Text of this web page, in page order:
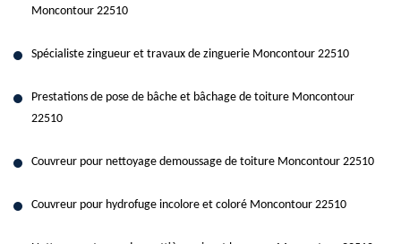
Moncontour 22510
Spécialiste zingueur et travaux de zinguerie Moncontour 22510
Prestations de pose de bâche et bâchage de toiture Moncontour
22510
Couvreur pour nettoyage demoussage de toiture Moncontour 22510
Couvreur pour hydrofuge incolore et coloré Moncontour 22510